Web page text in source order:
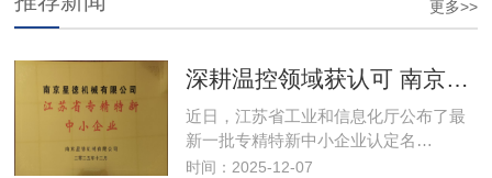
更多>>
深耕温控领域获认可 南京星德跻身"专精特新"阵营
近日，江苏省工业和信息化厅公布了最
新一批专精特新中小企业认定名…
时间：2025-12-07